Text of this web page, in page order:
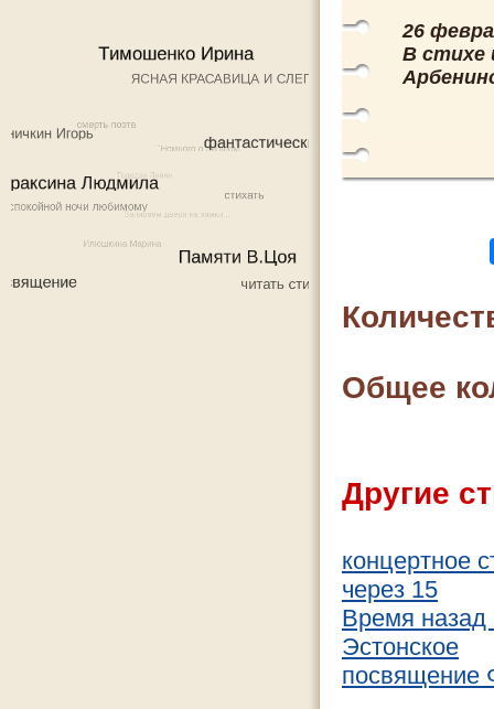
26
В стихе
Общее
Другие
концертное
через 15
Время назад
Эстонское
посвящение